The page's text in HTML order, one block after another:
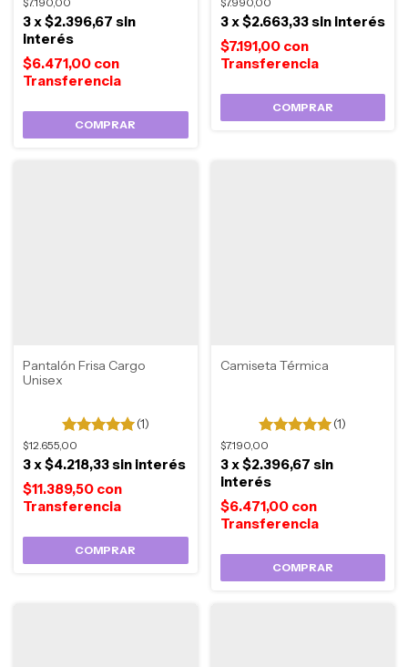
$6.471,00 con
3x$2.396,67 sin
interés
COMPRAR
$7.191,00 con
3x$2.663,33sin interés
COMPRAR
Pantalón Frisa Cargo
Unisex
(1)
$12.655,00
$11.389,50 con
3x$4.218,33sin interés
COMPRAR
Camiseta Térmica
(1)
$7.190,00
$6.471,00 con
3 x$2.396,67 sin
interés
COMPRAR